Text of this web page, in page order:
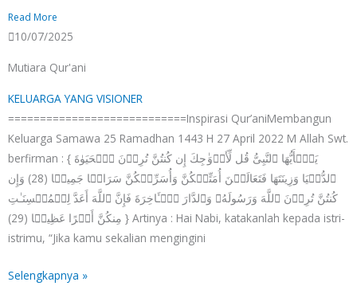
Read More
10/07/2025
Mutiara Qur'ani
KELUARGA YANG VISIONER
============================Inspirasi Qur’aniMembangun
Keluarga Samawa 25 Ramadhan 1443 H 27 April 2022 M Allah Swt.
berfirman : { یَـٰۤأَیُّهَا ٱلنَّبِیُّ قُل لِّأَزۡوَ ٰ⁠جِكَ إِن كُنتُنَّ تُرِدۡنَ ٱلۡحَیَوٰةَ
ٱلدُّنۡیَا وَزِینَتَهَا فَتَعَالَیۡنَ أُمَتِّعۡكُنَّ وَأُسَرِّحۡكُنَّ سَرَاحࣰا جَمِیلࣰا (28) وَإِن
كُنتُنَّ تُرِدۡنَ ٱللَّهَ وَرَسُولَهُۥ وَٱلدَّارَ ٱلۡـَٔاخِرَةَ فَإِنَّ ٱللَّهَ أَعَدَّ لِلۡمُحۡسِنَـٰتِ
مِنكُنَّ أَجۡرًا عَظِیمࣰا (29) } Artinya : Hai Nabi, katakanlah kepada istri-
istrimu, “Jika kamu sekalian mengingini
Selengkapnya »
P
a
g
e
P
a
g
e
P
a
g
e
P
a
g
e
P
a
g
e